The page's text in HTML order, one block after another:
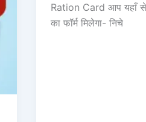
Ration Card आप यहाँ से
का फॉर्म मिलेगा- निचे